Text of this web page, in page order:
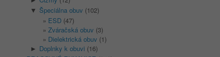
▼ Špeciálna obuv (102)
ESD (47)
Zváračská obuv (3)
Dielektrická obuv (1)
► Doplnky k obuvi (16)